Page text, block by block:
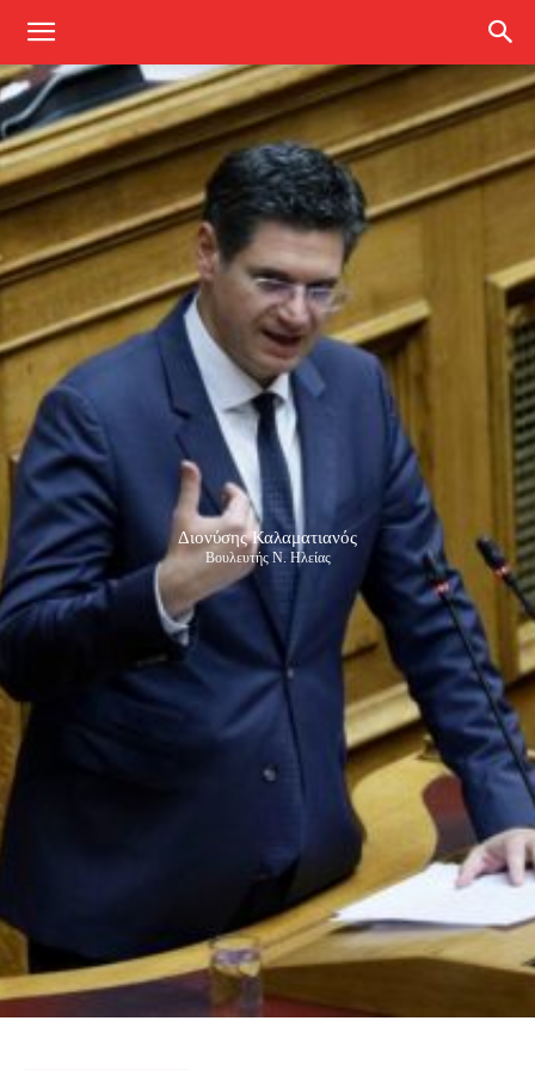
Διονύσης Καλαματιανός
Βουλευτής Ν. Ηλείας